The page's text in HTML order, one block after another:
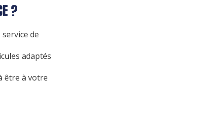
?
de
adaptés
être à votre